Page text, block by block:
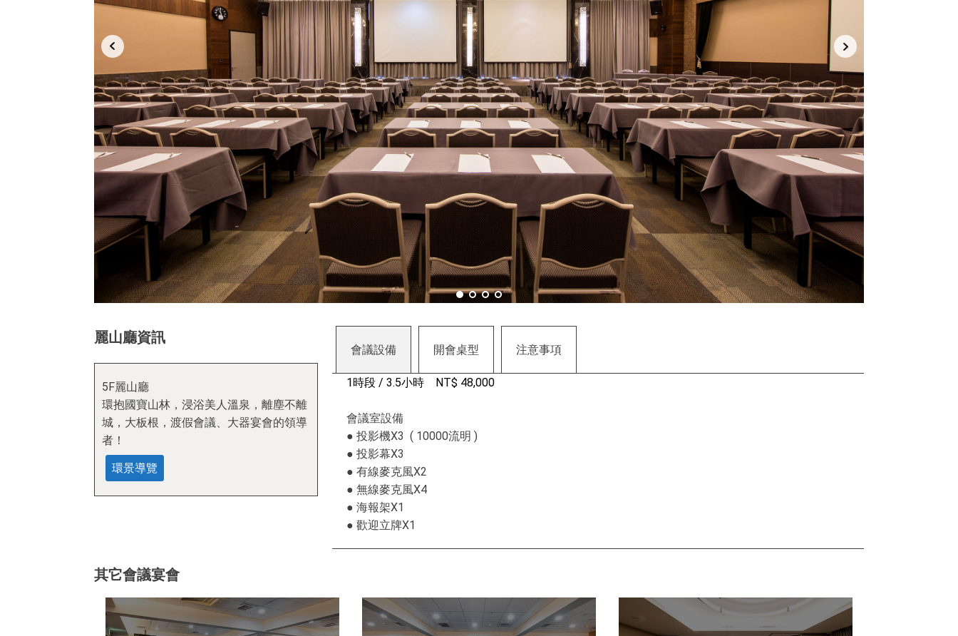
麗山廳資訊
5F麗山廳
環抱國寶山林，浸浴美人溫泉，離塵不離
城，大板根，渡假會議、大器宴會的領導
者！
環景導覽
會議​設備 開會​桌型 注意​事項
1時段 / 3.5小時 NT$ 48,000
會議室設備
● 投影機X3 ( 10000流明 )
● 投影幕X3
● 有線麥克風X2
● 無線麥克風X4
● 海報架X1
● 歡迎立牌X1
其它會議宴會